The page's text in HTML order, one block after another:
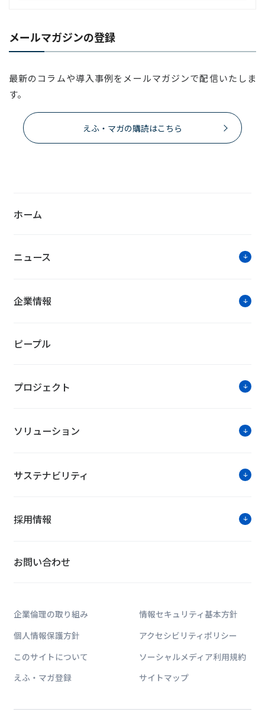
メールマガジンの登録
最新のコラムや導入事例をメールマガジンで配信いたしま
す。
えふ・マガの購読はこちら
ホーム
ニュース
企業情報
ピープル
プロジェクト
ソリューション
サステナビリティ
採用情報
お問い合わせ
企業倫理の取り組み
情報セキュリティ基本方針
個人情報保護方針
アクセシビリティポリシー
このサイトについて
ソーシャルメディア利用規約
えふ・マガ登録
サイトマップ